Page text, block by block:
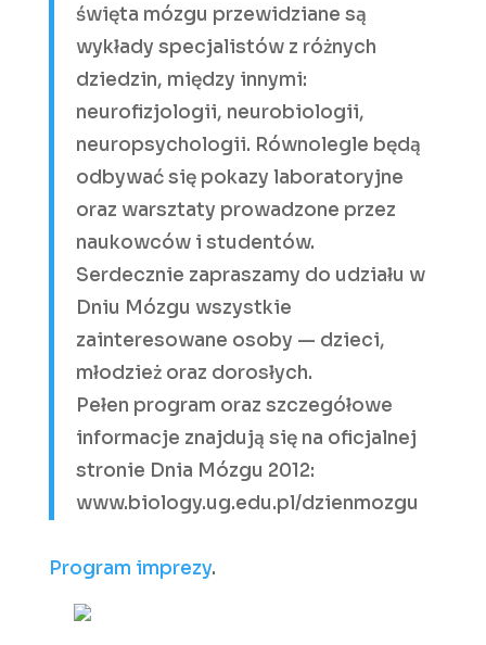
święta mózgu przewidziane są
wykłady specjalistów z różnych
dziedzin, między innymi:
neurofizjologii, neurobiologii,
neuropsychologii. Równolegle będą
odbywać się pokazy laboratoryjne
oraz warsztaty prowadzone przez
naukowców i studentów.
Serdecznie zapraszamy do udziału w
Dniu Mózgu wszystkie
zainteresowane osoby — dzieci,
młodzież oraz dorosłych.
Pełen program oraz szczegółowe
informacje znajdują się na oficjalnej
stronie Dnia Mózgu 2012:
www.biology.ug.edu.pl/dzienmozgu
Program imprezy.